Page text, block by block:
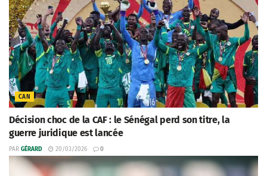
CAN
Décision choc de la CAF : le Sénégal perd son titre, la
guerre juridique est lancée
PAR GÉRARD 20/03/2026 0